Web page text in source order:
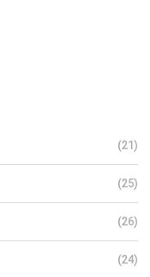
(21)
(25)
(26)
(24)